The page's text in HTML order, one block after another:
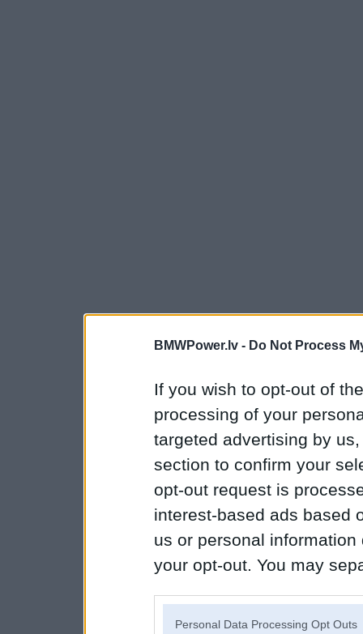
BMWPower.lv - Do Not Process
If you wish to opt-out of
processing of your
targeted advertising by
section to confirm your
opt-out request is
interest-based ads based
us or personal
your opt-out. You may
Personal Data Processing Opt Outs